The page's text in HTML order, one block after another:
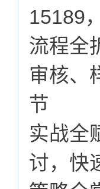
15189
流程全
审核、
节
实战全
讨，快